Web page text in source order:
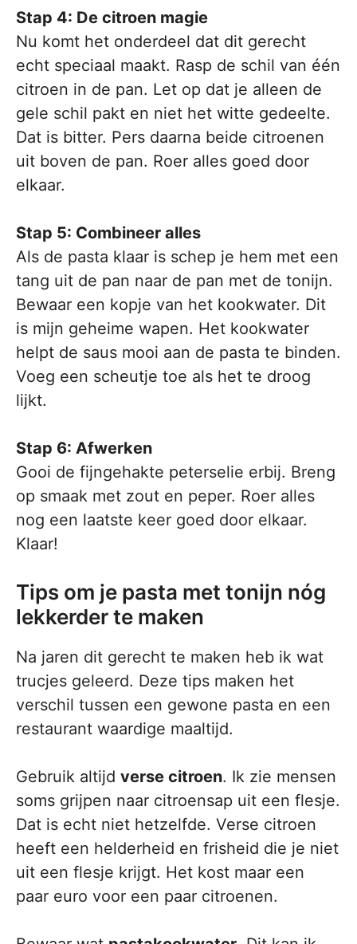
Stap 4: De citroen magie
Nu komt het onderdeel dat dit gerecht
echt speciaal maakt. Rasp de schil van één
citroen in de pan. Let op dat je alleen de
gele schil pakt en niet het witte gedeelte.
Dat is bitter. Pers daarna beide citroenen
uit boven de pan. Roer alles goed door
elkaar.
Stap 5: Combineer alles
Als de pasta klaar is schep je hem met een
tang uit de pan naar de pan met de tonijn.
Bewaar een kopje van het kookwater. Dit
is mijn geheime wapen. Het kookwater
helpt de saus mooi aan de pasta te binden.
Voeg een scheutje toe als het te droog
lijkt.
Stap 6: Afwerken
Gooi de fijngehakte peterselie erbij. Breng
op smaak met zout en peper. Roer alles
nog een laatste keer goed door elkaar.
Klaar!
Tips om je pasta met tonijn nóg
lekkerder te maken
Na jaren dit gerecht te maken heb ik wat
trucjes geleerd. Deze tips maken het
verschil tussen een gewone pasta en een
restaurant waardige maaltijd.
Gebruik altijd verse citroen. Ik zie mensen
soms grijpen naar citroensap uit een flesje.
Dat is echt niet hetzelfde. Verse citroen
heeft een helderheid en frisheid die je niet
uit een flesje krijgt. Het kost maar een
paar euro voor een paar citroenen.